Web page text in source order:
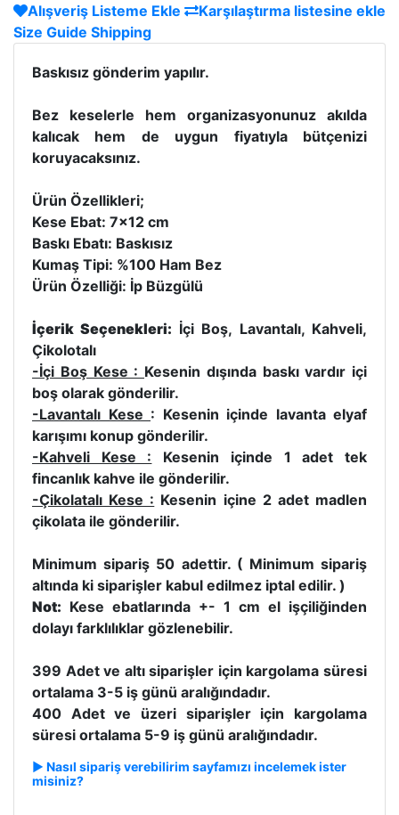
Alışveriş Listeme Ekle
Karşılaştırma listesine ekle
Size Guide Shipping
Baskısız gönderim yapılır.
Bez keselerle hem organizasyonunuz akılda
kalıcak hem de uygun fiyatıyla bütçenizi
koruyacaksınız.
Ürün Özellikleri;
Kese Ebat: 7x12 cm
Baskı Ebatı: Baskısız
Kumaş Tipi: %100 Ham Bez
Ürün Özelliği: İp Büzgülü
İçerik Seçenekleri: İçi Boş, Lavantalı, Kahveli,
Çikolotalı
-İçi Boş Kese : Kesenin dışında baskı vardır içi
boş olarak gönderilir.
-Lavantalı Kese : Kesenin içinde lavanta elyaf
karışımı konup gönderilir.
-Kahveli Kese : Kesenin içinde 1 adet tek
fincanlık kahve ile gönderilir.
-Çikolatalı Kese : Kesenin içine 2 adet madlen
çikolata ile gönderilir.
Minimum sipariş 50 adettir. ( Minimum sipariş
altında ki siparişler kabul edilmez iptal edilir. )
Not: Kese ebatlarında +- 1 cm el işçiliğinden
dolayı farklılıklar gözlenebilir.
399 Adet ve altı siparişler için kargolama süresi
ortalama 3-5 iş günü aralığındadır.
400 Adet ve üzeri siparişler için kargolama
süresi ortalama 5-9 iş günü aralığındadır.
► Nasıl sipariş verebilirim sayfamızı incelemek ister
misiniz?